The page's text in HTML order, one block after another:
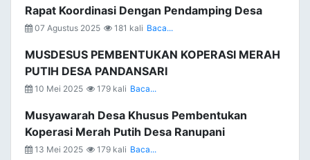
Rapat Koordinasi Dengan Pendamping Desa
07 Agustus 2025 181 kali Baca...
MUSDESUS PEMBENTUKAN KOPERASI MERAH
PUTIH DESA PANDANSARI
10 Mei 2025 179 kali Baca...
Musyawarah Desa Khusus Pembentukan
Koperasi Merah Putih Desa Ranupani
13 Mei 2025 179 kali Baca...